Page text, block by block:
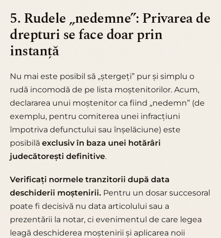
5. Rudele „nedemne”: Privarea de
drepturi se face doar prin
instanță
Nu mai este posibil să „ștergeți” pur și simplu o
rudă incomodă de pe lista moștenitorilor. Acum,
declararea unui moștenitor ca fiind „nedemn” (de
exemplu, pentru comiterea unei infracțiuni
împotriva defunctului sau înșelăciune) este
posibilă exclusiv în baza unei hotărâri
judecătorești definitive.
Verificați normele tranzitorii după data
deschiderii moștenirii. Pentru un dosar succesoral
poate fi decisivă nu data articolului sau a
prezentării la notar, ci evenimentul de care legea
leagă deschiderea moștenirii și aplicarea noii